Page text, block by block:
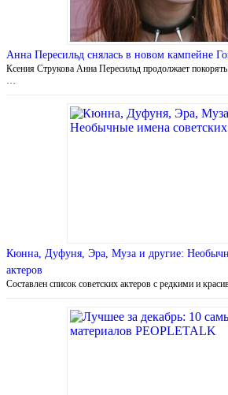
Анна Пересильд снялась в новом кампейне
Ксения Струкова Анна Пересильд продолжает
Кюнна, Дуфуня, Эра, Муза и другие:
актеров
Составлен список советских актеров с редкими и